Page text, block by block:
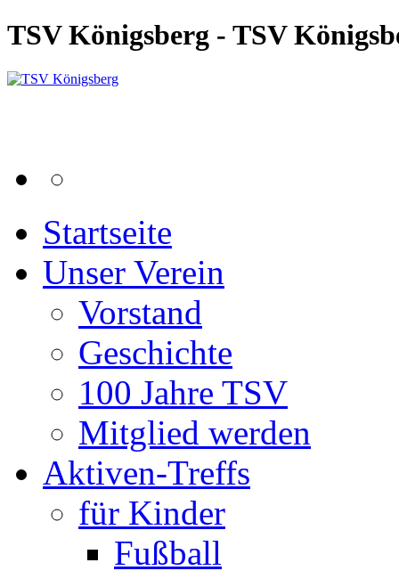
TSV Königsberg - TSV
Startseite
Unser Verein
Vorstand
Geschichte
100 Jahre TSV
Mitglied werden
Aktiven-Treffs
für Kinder
Fußball